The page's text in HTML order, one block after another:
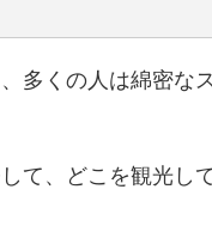
多くの人は綿密な
して、どこを観光し